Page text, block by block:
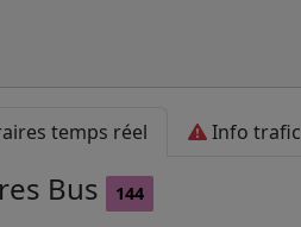
temps réel Info trafic
Bus 144